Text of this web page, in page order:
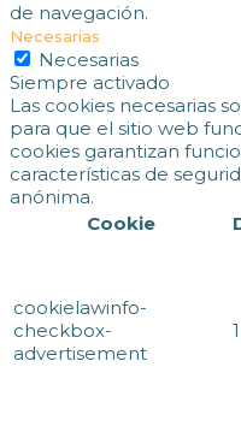
de navegación.
Necesarias
Necesarias
Siempre activado
Las cookies necesarias
para que el sitio web
cookies garantizan
características de
anónima.
Cookie
cookielawinfo-
checkbox-
advertisement